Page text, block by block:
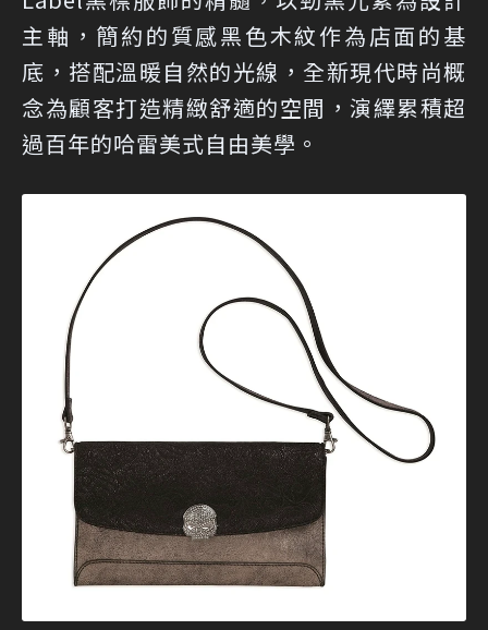
主軸，簡約的質感黑色木紋作為店面的基
底，搭配溫暖自然的光線，全新現代時尚概
念為顧客打造精緻舒適的空間，演繹累積超
過百年的哈雷美式自由美學。